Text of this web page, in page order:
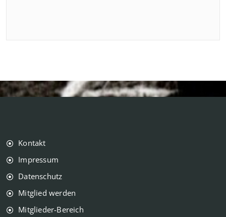
Kontakt
Impressum
Datenschutz
Mitglied werden
Mitglieder-Bereich